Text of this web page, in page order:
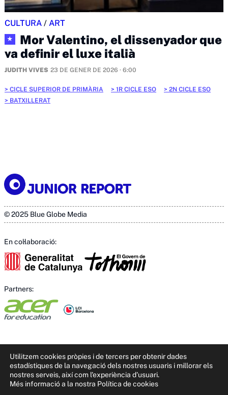
CULTURA / ART
★
Mor Valentino, el dissenyador que
va definir el luxe italià
JUDITH VIVES 23 DE GENER DE 2026 · 6:00
CICLE SUPERIOR DE PRIMÀRIA 1R CICLE ESO
2N CICLE ESO
BATXILLERAT
© 2025 Blue Globe Media
En col·laboració:
Partners:
Utilitzem cookies pròpies i de tercers per obtenir dades
estadístiques de la navegació dels nostres usuaris i millorar els
nostres serveis, així com l'experiència d'usuari.
Més informació a la nostra Política de cookies